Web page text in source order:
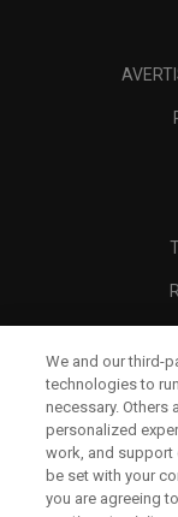
We and our third-
technologies to
necessary. Others
personalized
work, and support
be set with your
you are agreeing